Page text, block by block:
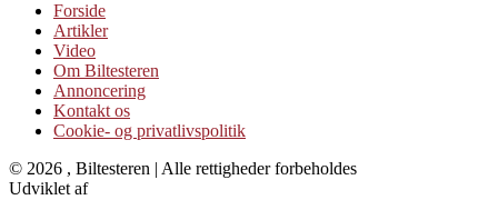
Forside
Artikler
Video
Om Biltesteren
Annoncering
Kontakt os
Cookie- og privatlivspolitik
© 2026 , Biltesteren | Alle rettigheder forbeholdes
Udviklet af